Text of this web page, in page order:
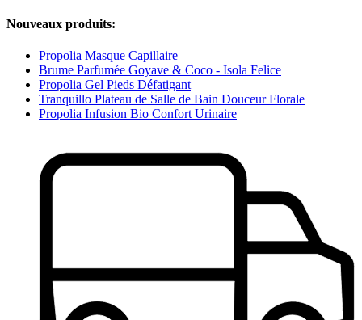
Nouveaux produits:
Propolia Masque Capillaire
Brume Parfumée Goyave & Coco - Isola Felice
Propolia Gel Pieds Défatigant
Tranquillo Plateau de Salle de Bain Douceur Florale
Propolia Infusion Bio Confort Urinaire